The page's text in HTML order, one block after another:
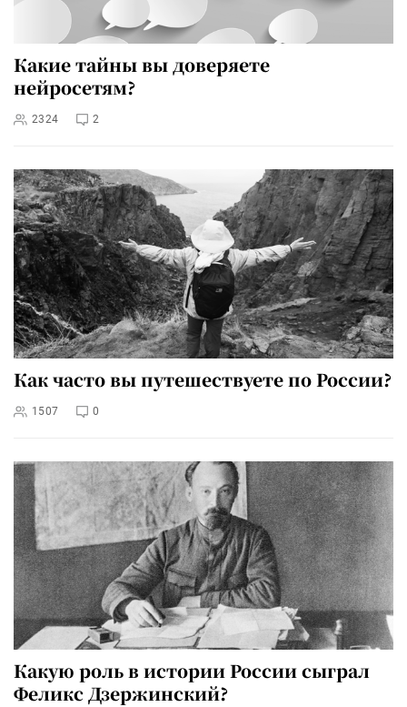
Какие тайны вы доверяете
нейросетям?
2324 2
Как часто вы путешествуете по России?
1507 0
Какую роль в истории России сыграл
Феликс Дзержинский?